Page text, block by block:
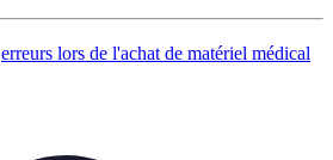
erreurs lors de l'achat de matériel médical